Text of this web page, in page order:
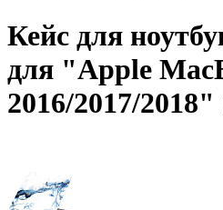
Кейс для
для "Apple
2016/2017/